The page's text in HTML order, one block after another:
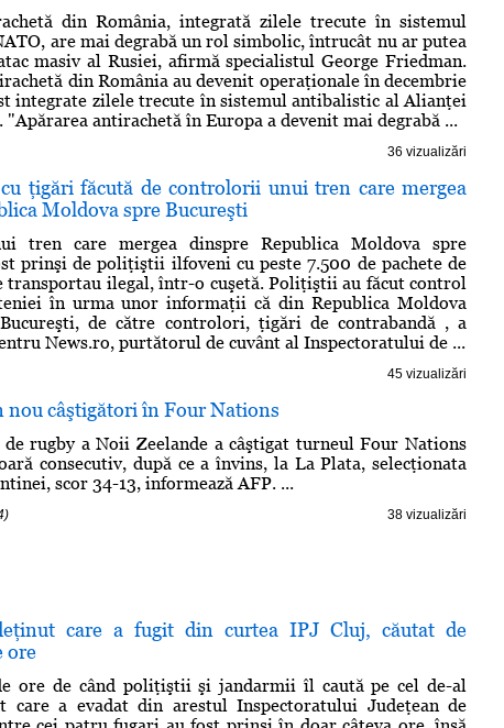
din România, integrată zilele trecute în sistemul
are mai degrabă un rol simbolic, întrucât nu ar putea
masiv al Rusiei, afirmă specialistul George Friedman.
din România au devenit operaţionale în decembrie
integrate zilele trecute în sistemul antibalistic al Alianţei
antirachetă în Europa a devenit mai degrabă ...
36 vizualizări
ţigări făcută de controlorii unui tren care mergea
Moldova spre Bucureşti
tren care mergea dinspre Republica Moldova spre
prinşi de poliţiştii ilfoveni cu peste 7.500 de pachete de
transportau ilegal, într-o cuşetă. Poliţiştii au făcut control
în urma unor informaţii că din Republica Moldova
de către controlori, ţigări de contrabandă , a
News.ro, purtătorul de cuvânt al Inspectoratului de ...
45 vizualizări
nou câştigători în Four Nations
de rugby a Noii Zeelande a câştigat turneul Four Nations
consecutiv, după ce a învins, la La Plata, selecţionata
scor 34-13, informează AFP. ...
38 vizualizări
care a fugit din curtea IPJ Cluj, căutat de
ore
ore de când poliţiştii şi jandarmii îl caută pe cel de-al
care a evadat din arestul Inspectoratului Judeţean de